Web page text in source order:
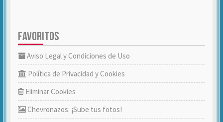
FAVORITOS
Aviso Legal y Condiciones de Uso
Política de Privacidad y Cookies
Eliminar Cookies
Chevronazos: ¡Sube tus fotos!